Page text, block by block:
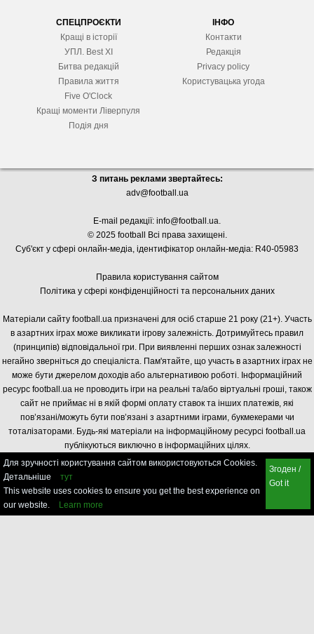
СПЕЦПРОЄКТИ
Кращі в історії
УПЛ. Best XІ
Битва редакцій
Правила життя
Five O'Clock
Кращі моменти Ліверпуля
Подія дня
ІНФО
Контакти
Редакція
Privacy policy
Користувацька угода
З питань реклами звертайтесь:
adv@football.ua
E-mail редакції: info@football.ua.
© 2025 football Всі права захищені.
Суб'єкт у сфері онлайн-медіа, ідентифікатор онлайн-медіа: R40-05983
Правила користування сайтом
Політика у сфері конфіденційності та персональних даних
Матеріали сайту football.ua призначені для осіб старше 21 року (21+). Участь
в азартних іграх може викликати ігрову залежність. Дотримуйтесь правил
(принципів) відповідальної гри. При виявленні перших ознак залежності
негайно зверніться до спеціаліста. Пам'ятайте, що участь в азартних іграх не
може бути джерелом доходів або альтернативою роботі. Інформаційний
ресурс football.ua не проводить ігри на реальні та/або віртуальні гроші, також
сайт не приймає ні в якій формі оплату ставок та інших платежів, які
пов’язані/можуть бути пов’язані з азартними іграми, букмекерами чи
тоталізаторами. Будь-які матеріали на інформаційному ресурсі football.ua
публікуються виключно в інформаційних цілях.
Для зручності користування сайтом використовуються Cookies.
Детальніше
тут
This website uses cookies to ensure you get the best experience on
our website.
Learn more
Згоден /
Got it